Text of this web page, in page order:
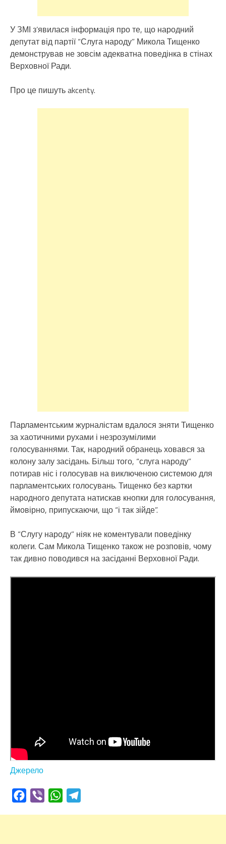
У ЗМІ з’явилася інформація про те, що народний
депутат від партії “Слуга народу” Микола Тищенко
демонстрував не зовсім адекватна поведінка в стінах
Верховної Ради.
Про це пишуть akcenty.
Парламентським журналістам вдалося зняти Тищенко
за хаотичними рухами і незрозумілими
голосуваннями. Так, народний обранець ховався за
колону залу засідань. Більш того, “слуга народу”
потирав ніс і голосував на виключеною системою для
парламентських голосувань. Тищенко без картки
народного депутата натискав кнопки для голосування,
ймовірно, припускаючи, що “і так зійде”.
В “Слугу народу” ніяк не коментували поведінку
колеги. Сам Микола Тищенко також не розповів, чому
так дивно поводився на засіданні Верховної Ради.
Джерело
Facebook
Viber WhatsApp